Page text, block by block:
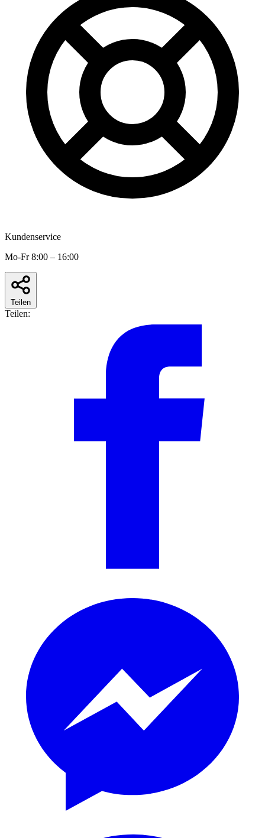
Kundenservice
Mo-Fr 8:00 – 16:00
Teilen
Teilen: